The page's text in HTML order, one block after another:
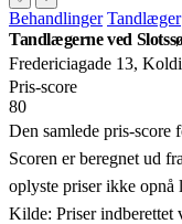
Behandlinger Tandlæger
Tandlægerne ved
Fredericiagade 13,
Pris‑score
80
Den samlede pris-score
Scoren er beregnet ud
oplyste priser ikke opnå
Kilde: Priser indberettet